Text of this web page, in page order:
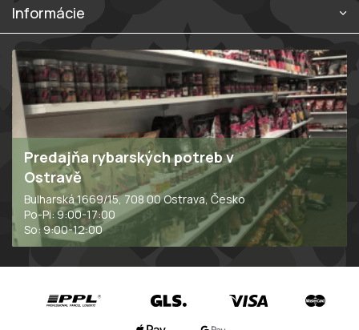
Informácie
Predajňa rybarských potreb v
Ostravě
Bulharská 1669/15, 708 00 Ostrava, Česko
Po-Pi: 9:00-17:00
So: 9:00-12:00